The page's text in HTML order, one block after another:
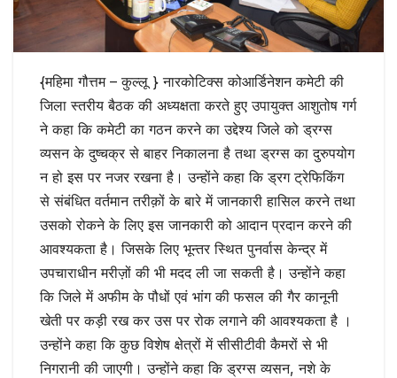
{महिमा गौत्तम – कुल्लू } नारकोटिक्स कोआर्डिनेशन कमेटी की
जिला स्तरीय बैठक की अध्यक्षता करते हुए उपायुक्त आशुतोष गर्ग
ने कहा कि कमेटी का गठन करने का उद्देश्य जिले को ड्रग्स
व्यसन के दुष्चक्र से बाहर निकालना है तथा ड्रग्स का दुरुपयोग
न हो इस पर नजर रखना है। उन्होंने कहा कि ड्रग ट्रेफिकिंग
से संबंधित वर्तमान तरीक़ों के बारे में जानकारी हासिल करने तथा
उसको रोकने के लिए इस जानकारी को आदान प्रदान करने की
आवश्यकता है। जिसके लिए भून्तर स्थित पुनर्वास केन्द्र में
उपचाराधीन मरीज़ों की भी मदद ली जा सकती है। उन्होंने कहा
कि जिले में अफीम के पौधों एवं भांग की फसल की गैर कानूनी
खेती पर कड़ी रख कर उस पर रोक लगाने की आवश्यकता है ।
उन्होंने कहा कि कुछ विशेष क्षेत्रों में सीसीटीवी कैमरों से भी
निगरानी की जाएगी। उन्होंने कहा कि ड्रग्स व्यसन, नशे के